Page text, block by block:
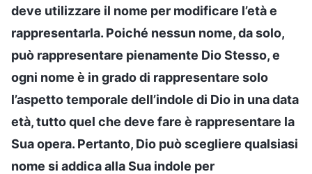
deve utilizzare il nome per modificare l’età e
rappresentarla. Poiché nessun nome, da solo,
può rappresentare pienamente Dio Stesso, e
ogni nome è in grado di rappresentare solo
l’aspetto temporale dell’indole di Dio in una data
età, tutto quel che deve fare è rappresentare la
Sua opera. Pertanto, Dio può scegliere qualsiasi
nome si addica alla Sua indole per